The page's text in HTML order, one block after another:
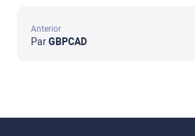
Anterior
ParGBPCAD